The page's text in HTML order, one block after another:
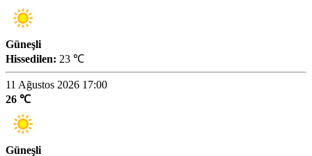
Güneşli
Hissedilen: 23 ℃
11 Ağustos 2026 17:00
26 ℃
Güneşli